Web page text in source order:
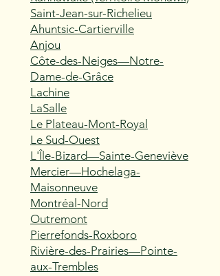
Saint-Jean-sur-Richelieu
Ahuntsic-Cartierville
Anjou
Côte-des-Neiges—Notre-
Dame-de-Grâce
Lachine
LaSalle
Le Plateau-Mont-Royal
Le Sud-Ouest
L'Île-Bizard—Sainte-Geneviève
Mercier—Hochelaga-
Maisonneuve
Montréal-Nord
Outremont
Pierrefonds-Roxboro
Rivière-des-Prairies—Pointe-
aux-Trembles